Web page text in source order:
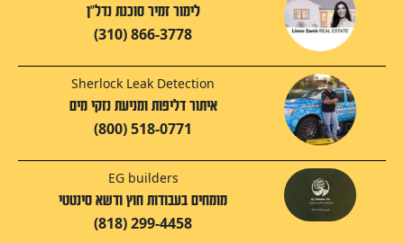
לימור זמיר סוכנת נדל"ן
(310) 866-3778
Sherlock Leak Detection
איתור דליפות ומניעת נזקי מים
(800) 518-0771
EG builders
מומחים בעבודות חוץ ודשא סינטטי
(818) 299-4458